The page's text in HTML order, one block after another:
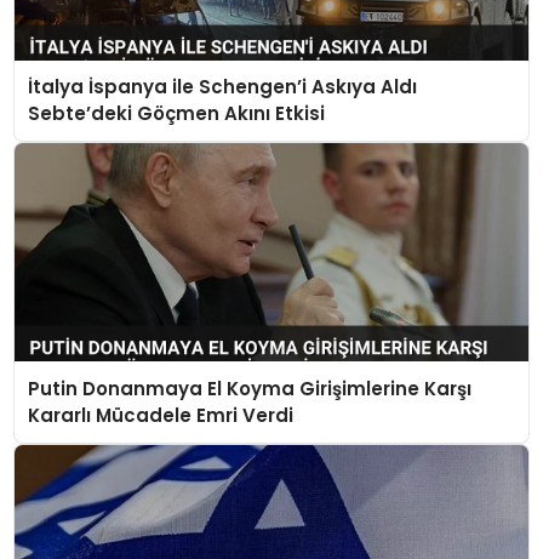
İtalya İspanya ile Schengen’i Askıya Aldı
Sebte’deki Göçmen Akını Etkisi
Putin Donanmaya El Koyma Girişimlerine Karşı
Kararlı Mücadele Emri Verdi